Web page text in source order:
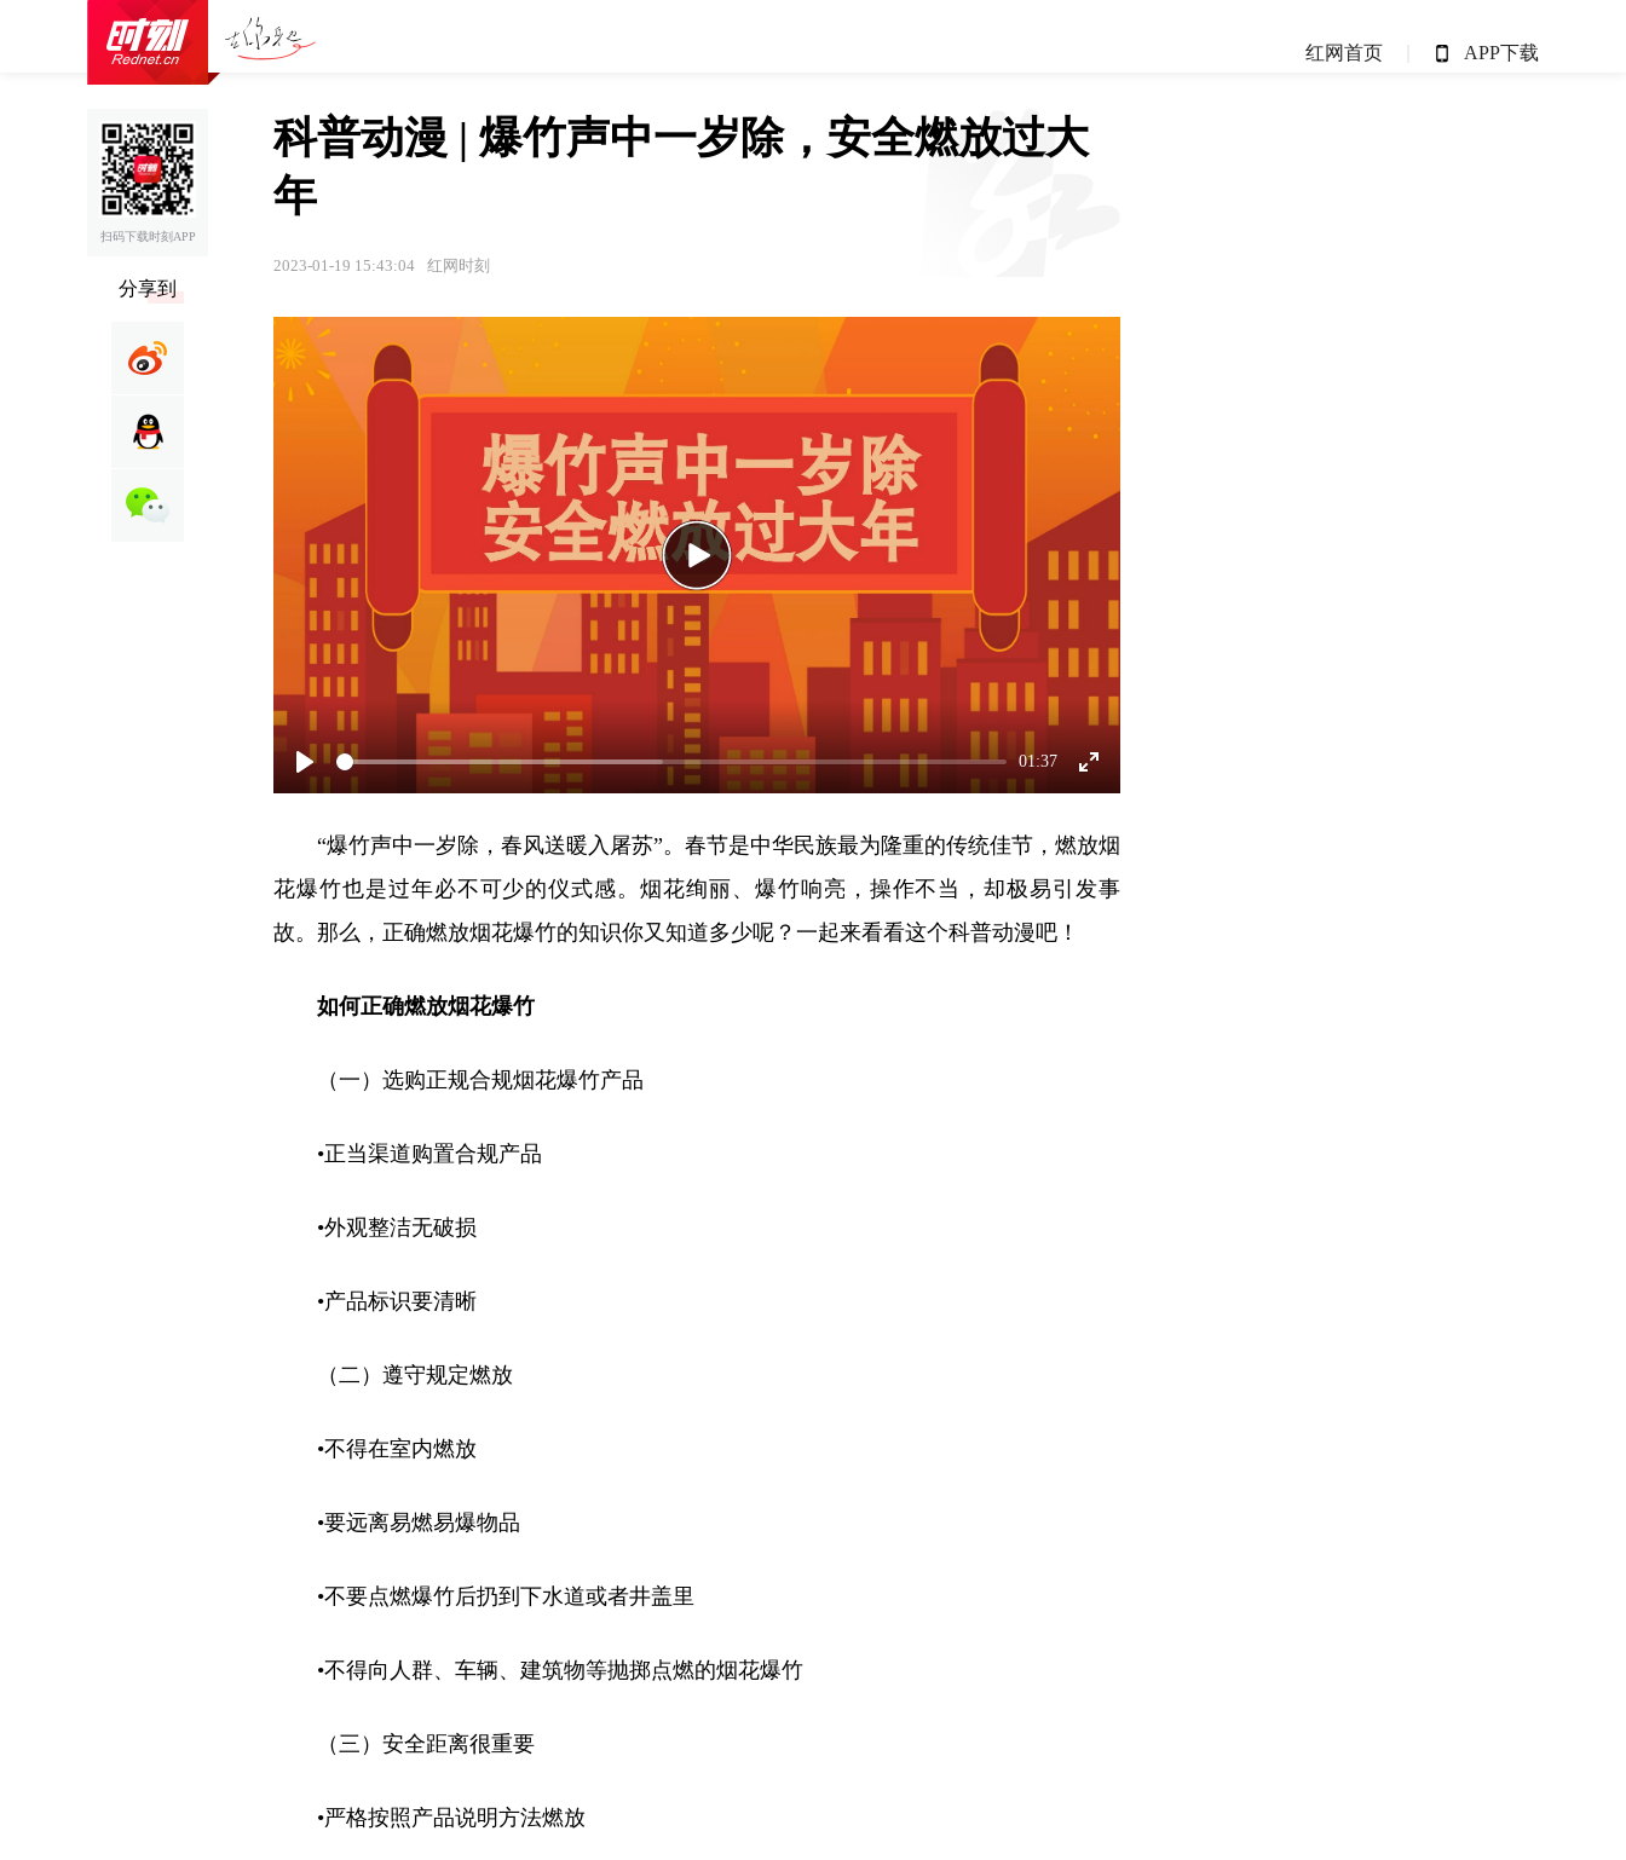
红网首页 APP下载
扫码下载时刻APP
分享到
科普动漫 | 爆竹声中一岁除，安全燃放过大
年
2023-01-19 15:43:04 红网时刻
P
y
01:37
E
t
e
P
l
a
y
“爆竹声中一岁除，春风送暖入屠苏”。春节是中华民族最为隆重的传统佳节，燃放烟
花爆竹也是过年必不可少的仪式感。烟花绚丽、爆竹响亮，操作不当，却极易引发事
故。那么，正确燃放烟花爆竹的知识你又知道多少呢？一起来看看这个科普动漫吧！
如何正确燃放烟花爆竹
（一）选购正规合规烟花爆竹产品
•正当渠道购置合规产品
•外观整洁无破损
•产品标识要清晰
（二）遵守规定燃放
•不得在室内燃放
•要远离易燃易爆物品
•不要点燃爆竹后扔到下水道或者井盖里
•不得向人群、车辆、建筑物等抛掷点燃的烟花爆竹
（三）安全距离很重要
•严格按照产品说明方法燃放